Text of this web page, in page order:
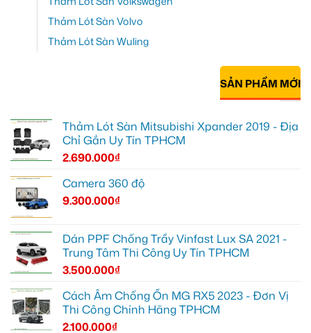
Thảm Lót Sàn Volvo
Thảm Lót Sàn Wuling
SẢN PHẨM MỚI
Thảm Lót Sàn Mitsubishi Xpander 2019 - Địa
Chỉ Gắn Uy Tín TPHCM
2.690.000₫
Camera 360 độ
9.300.000₫
Dán PPF Chống Trầy Vinfast Lux SA 2021 -
Trung Tâm Thi Công Uy Tín TPHCM
3.500.000₫
Cách Âm Chống Ồn MG RX5 2023 - Đơn Vị
Thi Công Chính Hãng TPHCM
2.100.000₫